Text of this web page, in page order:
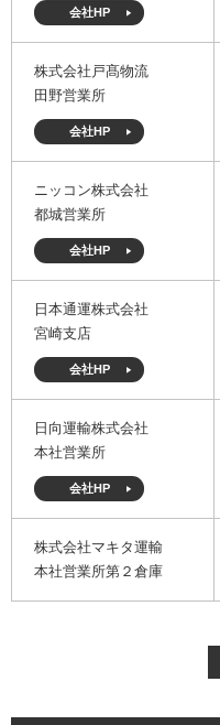
事業計画書（BCP）
トラック・物流Gメン
会社HP
株式会社戸髙物流
田野営業所
会社HP
ニッコン株式会社
都城営業所
会社HP
日本通運株式会社
宮崎支店
会社HP
日向運輸株式会社
本社営業所
会社HP
株式会社マキタ運輸
本社営業所第２倉庫